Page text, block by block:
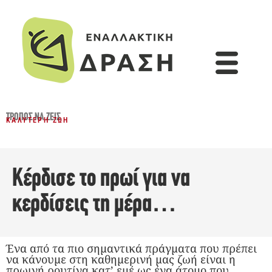
ΤΡΌΠΟΣ ΝΑ ΖΕΙΣ
ΚΑΛΎΤΕΡΗ ΖΩΉ
Κέρδισε το πρωί για να
κερδίσεις τη μέρα…
Ένα από τα πιο σημαντικά πράγματα που πρέπει
να κάνουμε στη καθημερινή μας ζωή είναι η